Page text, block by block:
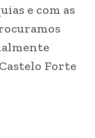
e com as
Forte